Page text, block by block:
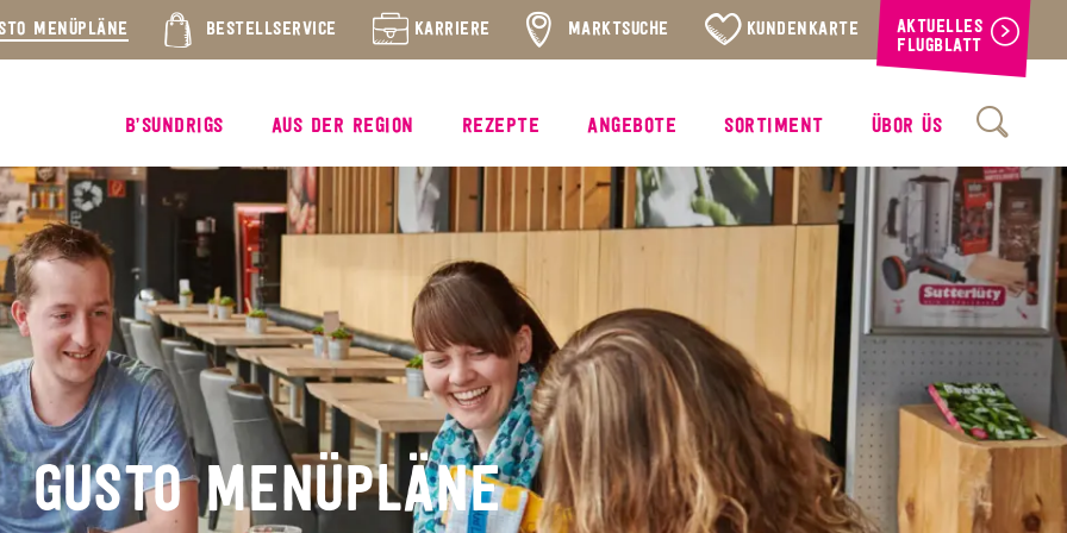
MENÜPLÄNE BESTELLSERVICE KARRIERE MARKTSUCHE KUNDENKARTE
AKTUELLES
FLUGBLATT
B’SUNDRIGS AUS DER REGION REZEPTE ANGEBOTE SORTIMENT ÜBOR ÜS
GUSTO MENÜPLÄNE